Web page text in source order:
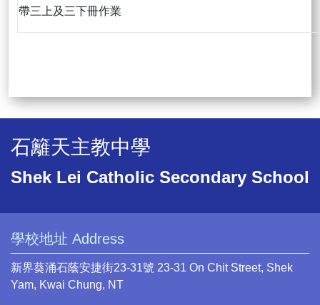
帶三上及三下冊作業
石籬天主教中學
Shek Lei Catholic Secondary School
學校地址 Address
新界葵涌石蔭安捷街23-31號 23-31 On Chit Street, Shek
Yam, Kwai Chung, NT